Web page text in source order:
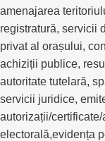
amenajarea
registratură, servicii
privat al orașului,
achiziții publice,
autoritate tutelară,
servicii juridice,
autorizații/
electorală,evidența